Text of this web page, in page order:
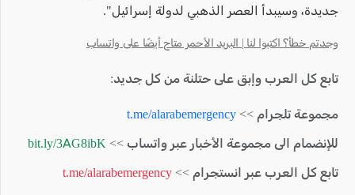
جديدة، وسيبدأ العصر الذهبي لدولة إسرائيل".
وجدتم خطأ؟ اكتبوا لنا | البريد الأحمر متاح أيضًا على واتساب
تابع كل العرب وإبق على حتلنة من كل جديد:
مجموعة تلجرام >> t.me/alarabemergency
للإنضمام الى مجموعة الأخبار عبر واتساب >> bit.ly/3AG8ibK
تابع كل العرب عبر انستجرام >> t.me/alarabemergency